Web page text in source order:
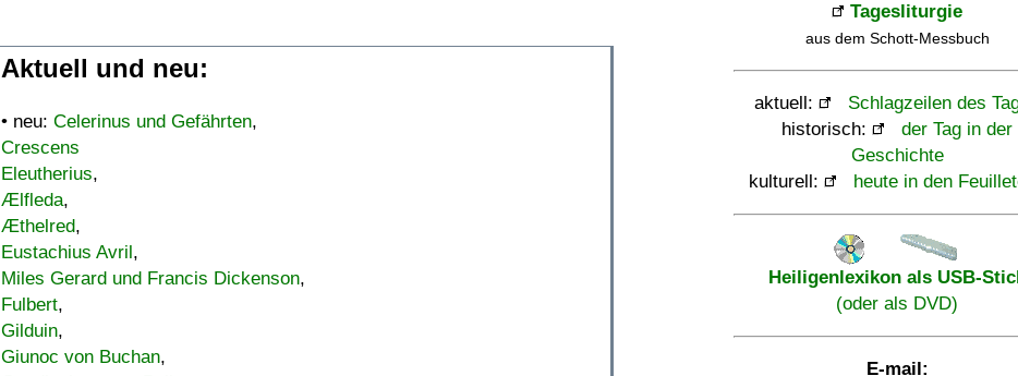
Aktuell und neu:
• neu: Celerinus und Gefährten,
Crescens
Eleutherius,
Ælfleda,
Æthelred,
Eustachius Avril,
Miles Gerard und Francis Dickenson,
Fulbert,
Gilduin,
Giunoc von Buchan,
Tagesliturgie
aus dem Schott-Messbuch
aktuell:
Schlagzeilen des
historisch:
der Tag in der
Geschichte
kulturell:
heute in den
Heiligenlexikon als USB-
(oder als DVD)
E-mail: